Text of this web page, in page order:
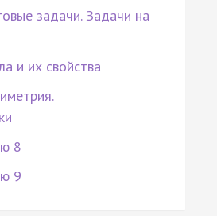
задачи. Задачи на
и их свойства
8
9